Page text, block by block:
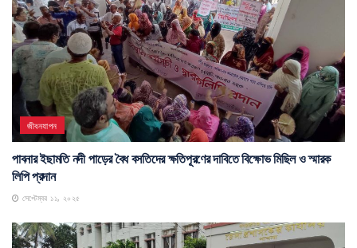
জীবনযাপন
পাবনার ইছামতি নদী পাড়ের বৈধ বসতিদের ক্ষতিপূরণের দাবিতে বিক্ষোভ মিছিল ও স্মারক
লিপি প্রদান
সেপ্টেম্বর ১১, ২০২৫